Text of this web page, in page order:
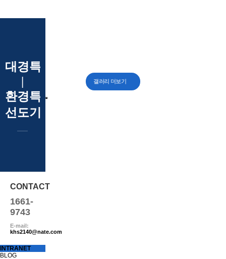
갤러리 더보기
대경특장주식회사
|
환경특장차
선도기업
CONTACT
1661-
9743
E-mail:
khs2140@nate.com
INTRANET
BLOG